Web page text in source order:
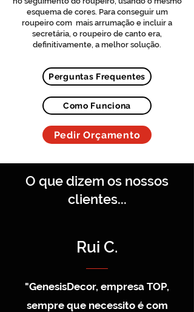
esquema de cores. Para conseguir um
roupeiro com mais arrumação e incluir a
secretária, o roupeiro de canto era,
definitivamente, a melhor solução.
Perguntas Frequentes
Como Funciona
Pedir Orçamento
O que dizem os nossos
clientes...
Rui C.
"GenesisDecor, empresa TOP,
sempre que necessito é com